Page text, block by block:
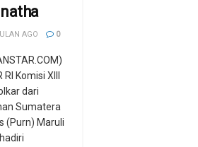
AGO 0
Komisi XIII
dari
Sumatera
(Purn) Maruli